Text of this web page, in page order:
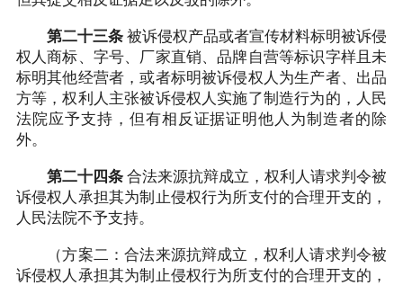
第二十三条 被诉侵权产品或者宣传材料标明被诉侵
权人商标、字号、厂家直销、品牌自营等标识字样且未
标明其他经营者，或者标明被诉侵权人为生产者、出品
方等，权利人主张被诉侵权人实施了制造行为的，人民
法院应予支持，但有相反证据证明他人为制造者的除
外。
第二十四条合法来源抗辩成立，权利人请求判令被
诉侵权人承担其为制止侵权行为所支付的合理开支的，
人民法院不予支持。
（方案二：合法来源抗辩成立，权利人请求判令被
诉侵权人承担其为制止侵权行为所支付的合理开支的，